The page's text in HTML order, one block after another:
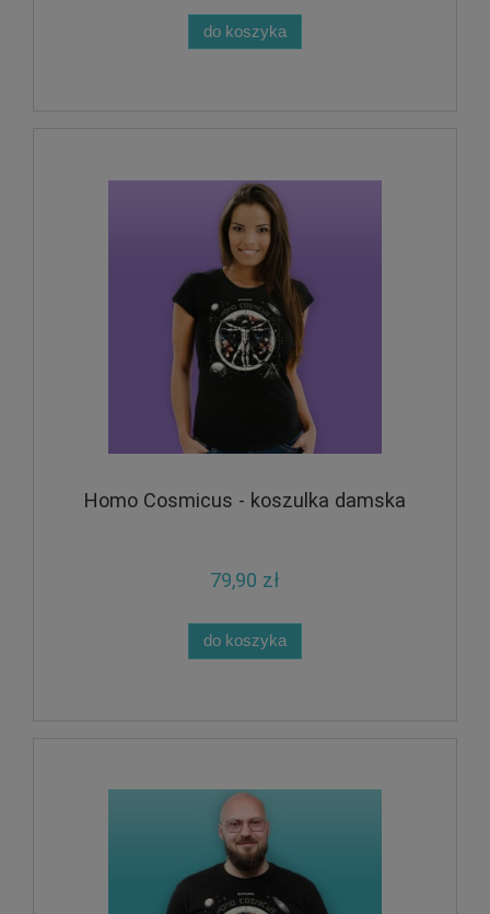
do koszyka
Homo Cosmicus - koszulka damska
79,90 zł
do koszyka